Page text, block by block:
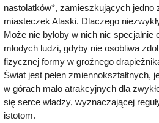
nastolatków*, zamieszkujących jedno
miasteczek Alaski. Dlaczego
Może nie byłoby w nich nic specjalnie
młodych ludzi, gdyby nie osobliwa
fizycznej formy w groźnego
Świat jest pełen zmiennokształtnych,
w górach mało atrakcyjnych dla
się serce władzy, wyznaczającej
istotom.